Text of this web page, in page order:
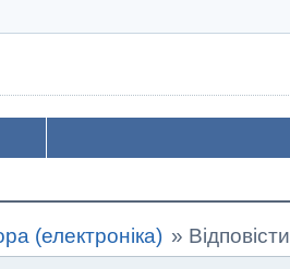
(електроніка) » Відповісти